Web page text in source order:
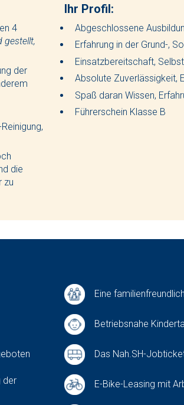
4
gestellt,
der
die
zu
Ihr Profil:
Abgeschlossene
Erfahrung in der Grund-,
Einsatzbereitschaft,
Absolute Zuverlässigkeit,
Spaß daran Wissen,
Führerschein Klasse B
der
Eine
Betriebsnahe
Das Nah.SH-
E-Bike-Leasing mit